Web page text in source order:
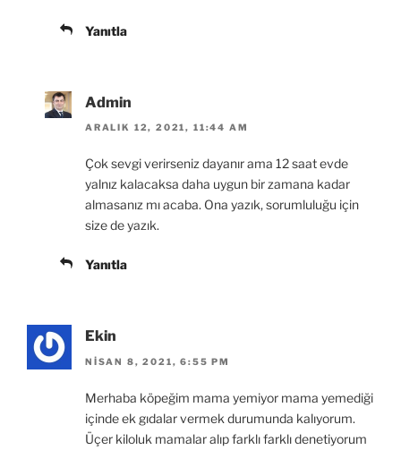
Yanıtla
Admin
ARALIK 12, 2021, 11:44 AM
Çok sevgi verirseniz dayanır ama 12 saat evde
yalnız kalacaksa daha uygun bir zamana kadar
almasanız mı acaba. Ona yazık, sorumluluğu için
size de yazık.
Yanıtla
Ekin
NISAN 8, 2021, 6:55 PM
Merhaba köpeğim mama yemiyor mama yemediği
içinde ek gıdalar vermek durumunda kalıyorum.
Üçer kiloluk mamalar alıp farklı farklı denetiyorum